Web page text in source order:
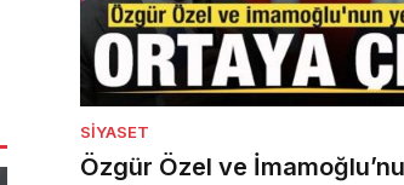
SIYASET
Özgür Özel ve